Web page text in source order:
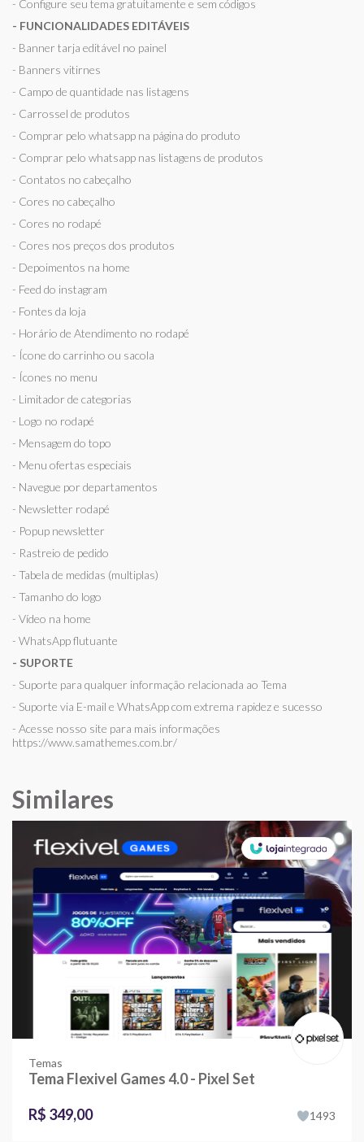
- Configure seu tema gratuitamente e sem códigos
- FUNCIONALIDADES EDITÁVEIS
- Banner tarja editável no painel
- Banners vitirnes
- Campo de quantidade nas listagens
- Carrossel de produtos
- Comprar pelo whatsapp na página do produto
- Comprar pelo whatsapp nas listagens de produtos
- Contatos no cabeçalho
- Cores no cabeçalho
- Cores no rodapé
- Cores nos preços dos produtos
- Depoimentos na home
- Feed do instagram
- Fontes da loja
- Horário de Atendimento no rodapé
- Ícone do carrinho ou sacola
- Ícones no menu
- Limitador de categorias
- Logo no rodapé
- Mensagem do topo
- Menu ofertas especiais
- Navegue por departamentos
- Newsletter rodapé
- Popup newsletter
- Rastreio de pedido
- Tabela de medidas (multiplas)
- Tamanho do logo
- Vídeo na home
- WhatsApp flutuante
- SUPORTE
- Suporte para qualquer informação relacionada ao Tema
- Suporte via E-mail e WhatsApp com extrema rapidez e sucesso
- Acesse nosso site para mais informações
https://www.samathemes.com.br/
Similares
Temas
Tema Flexivel Games 4.0 - Pixel Set
R$ 349,00
1493